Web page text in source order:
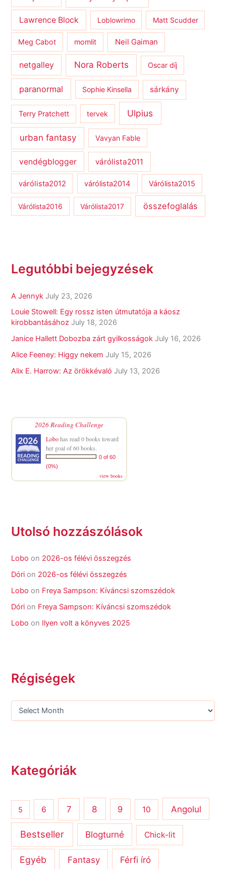
Lawrence Block Loblowrimo Matt Scudder
Meg Cabot momlit Neil Gaiman
netgalley Nora Roberts Oscar díj
paranormal Sophie Kinsella sárkány
Terry Pratchett tervek Ulpius
urban fantasy Vavyan Fable
vendégblogger várólista2011
várólista2012 várólista2014 Várólista2015
Várólista2016 Várólista2017 összefoglalás
Legutóbbi bejegyzések
A Jennyk July 23, 2026
Louie Stowell: Egy ​rossz isten útmutatója a káosz
kirobbantásához July 18, 2026
Janice Hallett Dobozba zárt gyilkosságok July 16, 2026
Alice Feeney: Higgy nekem July 15, 2026
Alix E. Harrow: Az örökkévaló July 13, 2026
2026 Reading Challenge
Lobohas read 0 books toward
her goal of 60 books.
0 of 60
(0%)
view books
Utolsó hozzászólások
Lobo on 2026-os félévi összegzés
Dóri on 2026-os félévi összegzés
Lobo on Freya Sampson: Kíváncsi szomszédok
Dóri on Freya Sampson: Kíváncsi szomszédok
Lobo on Ilyen volt a könyves 2025
Régiségek
Kategóriák
5 6 7 8 9 10 Angolul
Bestseller Blogturné Chick-lit
Egyéb Fantasy Férfi író